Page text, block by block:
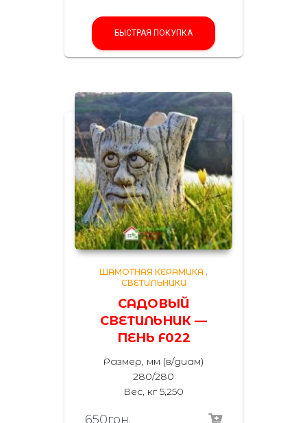
БЫСТРАЯ ПОКУПКА
ШАМОТНАЯ КЕРАМИКА ,
СВЕТИЛЬНИКИ
САДОВЫЙ
СВЕТИЛЬНИК —
ПЕНЬ F022
Размер, мм (в/диам)
280/280
Вес, кг 5,250
650грн.